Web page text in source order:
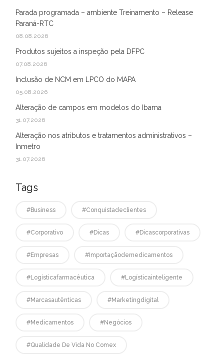
Parada programada – ambiente Treinamento – Release
Paraná-RTC
08.08.2026
Produtos sujeitos a inspeção pela DFPC
07.08.2026
Inclusão de NCM em LPCO do MAPA
05.08.2026
Alteração de campos em modelos do Ibama
31.07.2026
Alteração nos atributos e tratamentos administrativos –
Inmetro
31.07.2026
Tags
#business #conquistadeclientes
#corporativo #dicas #dicascorporativas
#empresas #Importaçãodemedicamentos
#logísticafarmacêutica #logísticainteligente
#marcasautênticas #marketingdigital
#medicamentos #negócios
#qualidade De Vida No Comex